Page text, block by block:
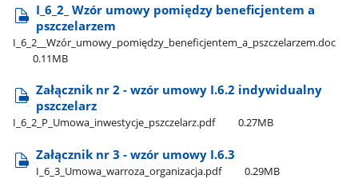
I​_6​_2​_ Wzór umowy pomiędzy beneficjentem a
pszczelarzem
I​_6​_2​_​_Wzór​_umowy​_pomiędzy​_beneficjentem​_a​_pszczelarzem.doc
0.11MB
Załącznik nr 2 - wzór umowy I.6.2 indywidualny
pszczelarz
I​_6​_2​_P​_Umowa​_inwestycje​_pszczelarz.pdf 0.27MB
Załącznik nr 3 - wzór umowy I.6.3
I​_6​_3​_Umowa​_warroza​_organizacja.pdf 0.29MB